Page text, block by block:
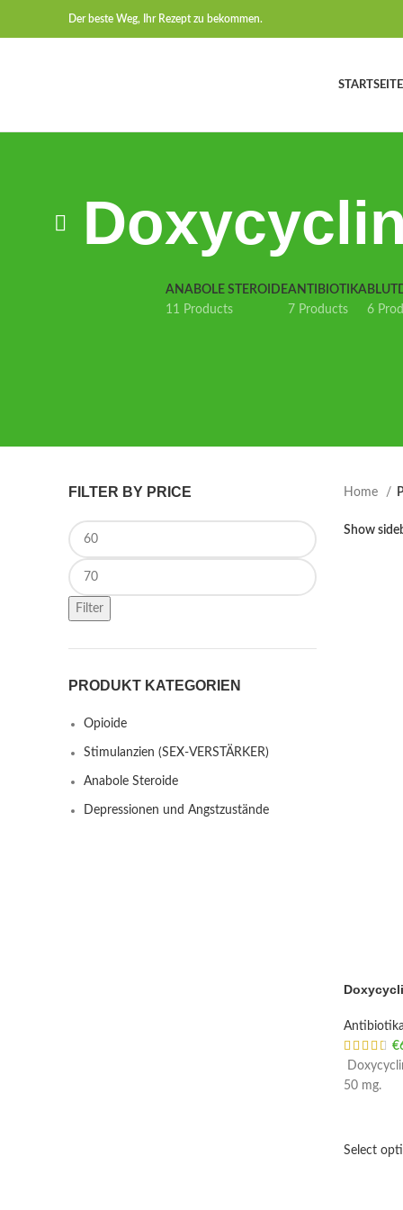
Der beste Weg, Ihr Rezept zu bekommen.
STARTSEITE
ANABOLE STEROIDE
11 Products
ANTIBIOTIKA
7 Products
6
FILTER BY PRICE
Min price
Max price
Filter
PRODUKT KATEGORIEN
Opioide
Stimulanzien (SEX-VERSTÄRKER)
Anabole Steroide
Depressionen und Angstzustände
Home
Show
Antibiotika
€
50 mg.
Select